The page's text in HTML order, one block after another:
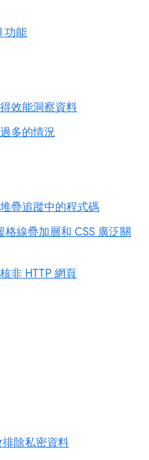
功能
效能洞察資料
多的情況
疊追蹤中的程式碼
格線疊加層和 CSS 廣泛關
非 HTTP 網頁
除私密資料